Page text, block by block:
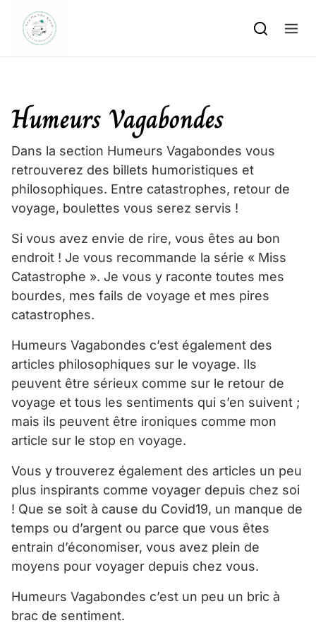
Skip to content
Humeurs Vagabondes
Dans la section Humeurs Vagabondes vous
retrouverez des billets humoristiques et
philosophiques. Entre catastrophes, retour de
voyage, boulettes vous serez servis !
Si vous avez envie de rire, vous êtes au bon
endroit ! Je vous recommande la série « Miss
Catastrophe ». Je vous y raconte toutes mes
bourdes, mes fails de voyage et mes pires
catastrophes.
Humeurs Vagabondes c’est également des
articles philosophiques sur le voyage. Ils
peuvent être sérieux comme sur le retour de
voyage et tous les sentiments qui s’en suivent ;
mais ils peuvent être ironiques comme mon
article sur le stop en voyage.
Vous y trouverez également des articles un peu
plus inspirants comme voyager depuis chez soi
! Que se soit à cause du Covid19, un manque de
temps ou d’argent ou parce que vous êtes
entrain d’économiser, vous avez plein de
moyens pour voyager depuis chez vous.
Humeurs Vagabondes c’est un peu un bric à
brac de sentiment.